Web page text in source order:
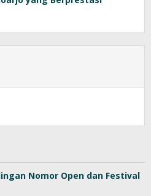
Nomor Open dan Festival